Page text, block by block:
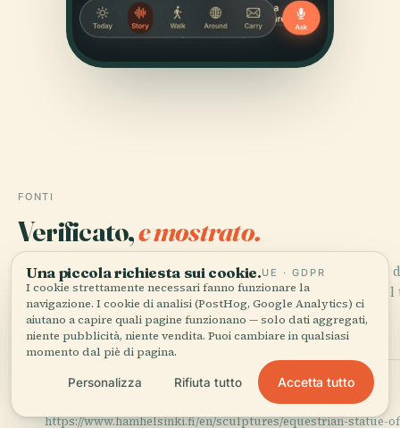
FONTI
Verificato,e mostrato.
Ricercata e scritta dal team editoriale di Audiala a partire
documenti storici, archivi architettonici e conoscenza
Ultima revisione: April 2026
HAM Helsinki
Equestrian Statue of Marshal Mannerheim. Retrieved from
https://www.hamhelsinki.fi/en/sculptures/equestrian-statue-
Una piccola richiesta sui cookie.UE · GDPR
I cookie strettamente necessari fanno funzionare la
navigazione. I cookie di analisi (PostHog, Google Analytics) ci
aiutano a capire quali pagine funzionano — solo dati aggregati,
niente pubblicità, niente vendita. Puoi cambiare in qualsiasi
momento dal piè di pagina.
Personalizza Rifiuta tutto Accetta tutto